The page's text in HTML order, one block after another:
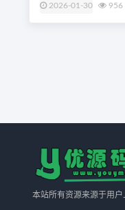
2026-01-30 956
本站所有资源来源于用户